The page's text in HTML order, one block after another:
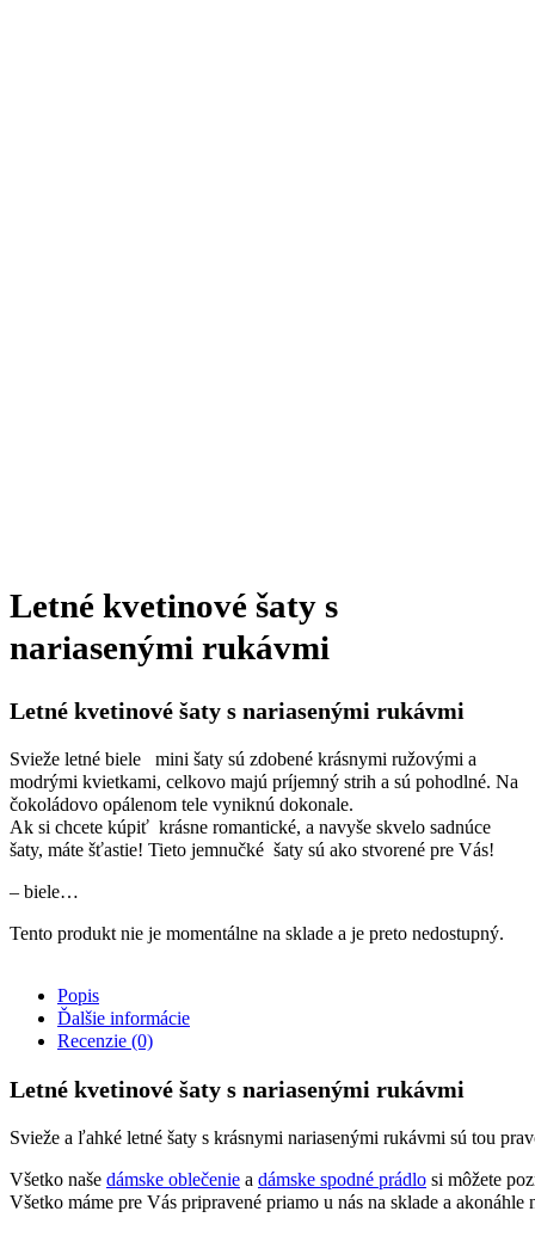
Letné kvetinové šaty s
nariasenými rukávmi
Letné kvetinové šaty s nariasenými rukávmi
Svieže letné biele mini šaty sú zdobené krásnymi ružovými a
modrými kvietkami, celkovo majú príjemný strih a sú pohodlné. Na
čokoládovo opálenom tele vyniknú dokonale.
Ak si chcete kúpiť krásne romantické, a navyše skvelo sadnúce
šaty, máte šťastie! Tieto jemnučké šaty sú ako stvorené pre Vás!
– biele…
Tento produkt nie je momentálne na sklade a je preto nedostupný.
Popis
Ďalšie informácie
Recenzie (0)
Letné kvetinové šaty s nariasenými rukávmi
Svieže a ľahké letné šaty s krásnymi nariasenými rukávmi sú tou
Všetko naše dámske oblečenie a dámske spodné prádlo si môžete
Všetko máme pre Vás pripravené priamo u nás na sklade a